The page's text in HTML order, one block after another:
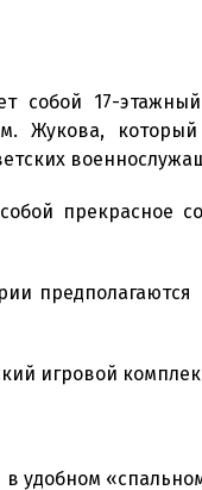
собой 17-
Жукова,
прекрасное
игровой
в удобном